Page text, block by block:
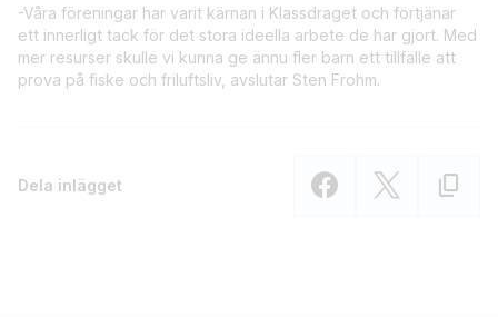
-Våra föreningar har varit kärnan i Klassdraget och förtjänar
ett innerligt tack för det stora ideella arbete de har gjort. Med
mer resurser skulle vi kunna ge ännu fler barn ett tillfälle att
prova på fiske och friluftsliv, avslutar Sten Frohm.
Dela inlägget